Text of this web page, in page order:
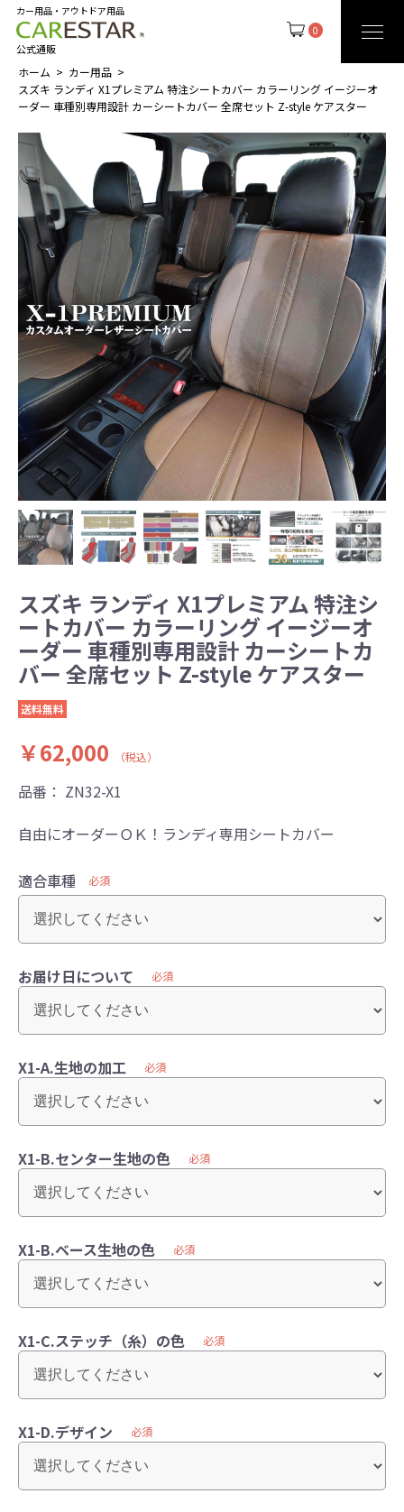
0
カー用品・アウトドア用品
公式通販
ホーム
カー用品
スズキ ランディ X1プレミアム 特注シートカバー カラーリング イージーオ
ーダー 車種別専用設計 カーシートカバー 全席セット Z-style ケアスター
スズキ ランディ X1プレミアム 特注シ
ートカバー カラーリング イージーオ
ーダー 車種別専用設計 カーシートカ
バー 全席セット Z-style ケアスター
送料無料
￥62,000 （税込）
品番： ZN32-X1
自由にオーダーＯＫ！ランディ専用シートカバー
適合車種 必須
お届け日について 必須
X1-A.生地の加工 必須
X1-B.センター生地の色 必須
X1-B.ベース生地の色 必須
X1-C.ステッチ（糸）の色 必須
X1-D.デザイン 必須